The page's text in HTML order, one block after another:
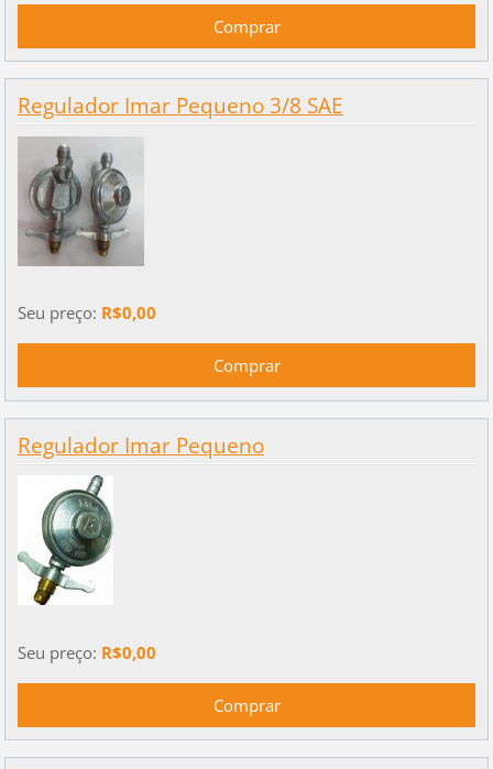
Regulador Imar Pequeno 3/8 SAE
Seu preço: R$0,00
Regulador Imar Pequeno
Seu preço: R$0,00